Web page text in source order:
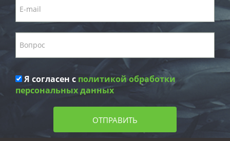
Я согласен с политикой обработки
персональных данных
ОТПРАВИТЬ